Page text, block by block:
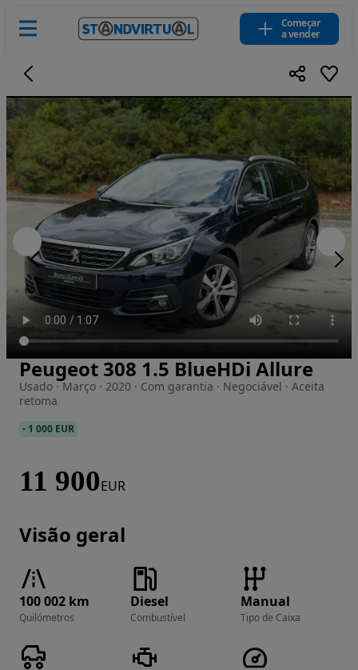
Começar
a vender
Imagem 1 de 23
Peugeot 308 1.5 BlueHDi Allure
Usado · Março · 2020 · Com garantia · Negociável · Aceita
retoma
- 1 000 EUR
11 900EUR
Visão geral
100 002 km
Quilómetros
Diesel
Combustível
Manual
Tipo de Caixa